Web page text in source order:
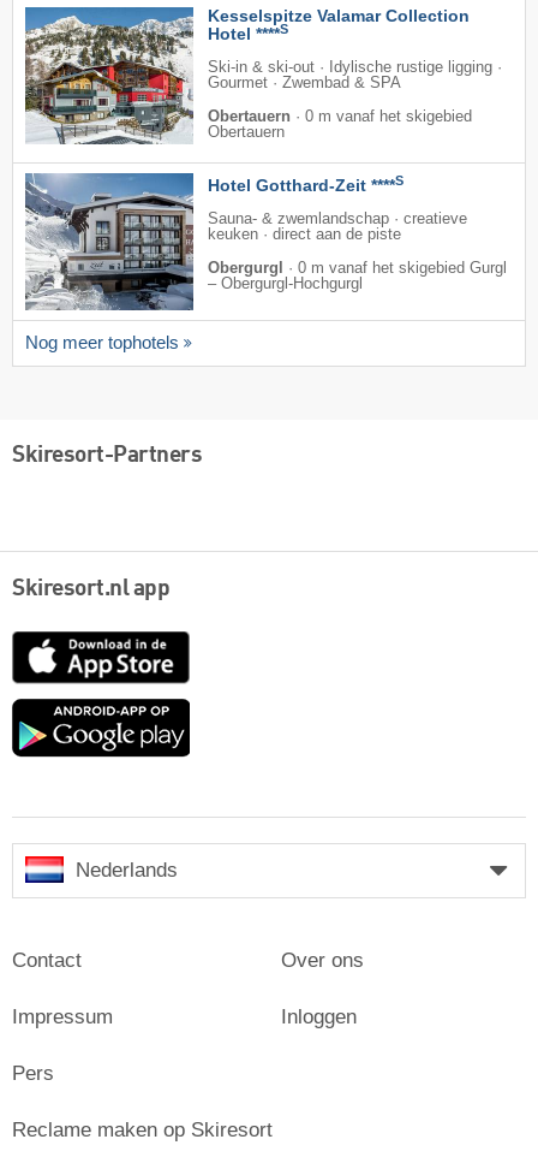
Kesselspitze Valamar Collection
Hotel ****S
Ski-in & ski-out · Idylische rustige ligging ·
Gourmet · Zwembad & SPA
Obertauern · 0 m vanaf het skigebied
Obertauern
Hotel Gotthard-Zeit ****S
Sauna- & zwemlandschap · creatieve
keuken · direct aan de piste
Obergurgl
· 0 m vanaf het skigebied Gurgl
– Obergurgl-Hochgurgl
Nog meer tophotels
Skiresort-Partners
Skiresort.nl app
App
Google
Nederlands
Contact
Impressum
Pers
Over ons
Inloggen
Reclame maken op Skiresort